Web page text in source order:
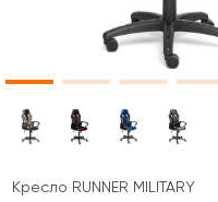
Кресло RUNNER MILITARY